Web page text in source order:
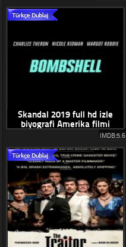
Skandal 2019 full hd izle
biyografi Amerika filmi
IMDB:5.6